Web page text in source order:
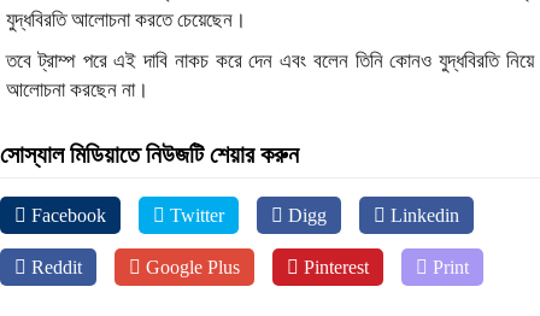
যুদ্ধবিরতি আলোচনা করতে চেয়েছেন।
তবে ট্রাম্প পরে এই দাবি নাকচ করে দেন এবং বলেন তিনি কোনও যুদ্ধবিরতি নিয়ে
আলোচনা করছেন না।
সোস্যাল মিডিয়াতে নিউজটি শেয়ার করুন
Facebook Twitter Digg Linkedin
Reddit Google Plus Pinterest Print